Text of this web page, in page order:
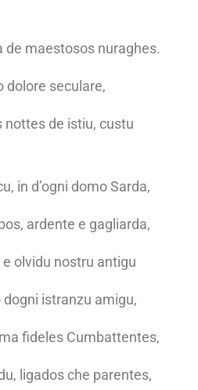
de maestosos nuraghes.
dolore seculare,
nottes de istiu, custu
in d’ogni domo Sarda,
ardente e gagliarda,
olvidu nostru antigu
dogni istranzu amigu,
fideles Cumbattentes,
ligados che parentes,